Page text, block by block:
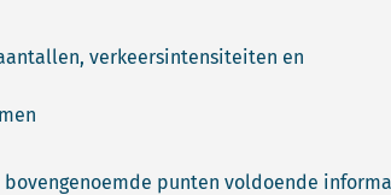
verkeersintensiteiten en
punten voldoende